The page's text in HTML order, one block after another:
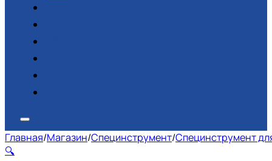
Главная/Магазин/Специнструмент/Специнструмент
🔍